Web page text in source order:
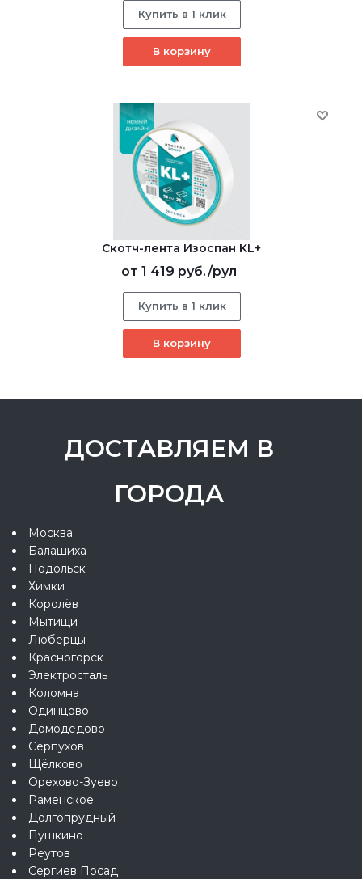
Купить в 1 клик
В корзину
Скотч-лента Изоспан KL+
от 1 419 руб./рул
Купить в 1 клик
В корзину
ДОСТАВЛЯЕМ В
ГОРОДА
Москва
Балашиха
Подольск
Химки
Королёв
Мытищи
Люберцы
Красногорск
Электросталь
Коломна
Одинцово
Домодедово
Серпухов
Щёлково
Орехово-Зуево
Раменское
Долгопрудный
Пушкино
Реутов
Сергиев Посад